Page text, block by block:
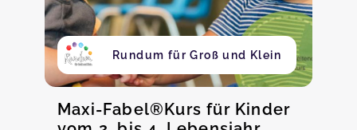
Rundum für Groß und Klein
Maxi-Fabel®Kurs für Kinder